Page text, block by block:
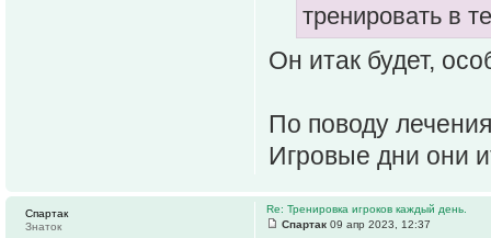
тренировать в
Он итак будет,
По поводу
Игровые дни они
Re: Тренировка игроков каждый день.
Спартак 09 апр 2023, 12:37
Спартак
Знаток